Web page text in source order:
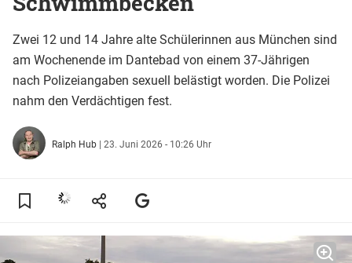
Zwei 12 und 14 Jahre alte Schülerinnen aus München sind
am Wochenende im Dantebad von einem 37-Jährigen
nach Polizeiangaben sexuell belästigt worden. Die Polizei
nahm den Verdächtigen fest.
Ralph Hub | 23. Juni 2026 - 10:26 Uhr